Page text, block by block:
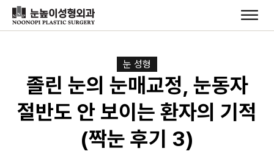
눈 성형
졸린 눈의 눈매교정, 눈동자
절반도 안 보이는 환자의 기적
(짝눈 후기 3)